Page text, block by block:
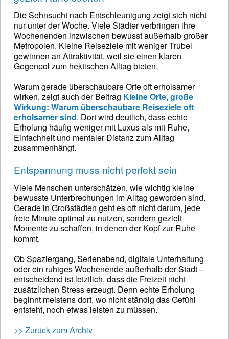
Die Sehnsucht nach Entschleunigung zeigt sich nicht
nur unter der Woche. Viele Städter verbringen ihre
Wochenenden inzwischen bewusst außerhalb großer
Metropolen. Kleine Reiseziele mit weniger Trubel
gewinnen an Attraktivität, weil sie einen klaren
Gegenpol zum hektischen Alltag bieten.
Warum gerade überschaubare Orte oft erholsamer
wirken, zeigt auch der Beitrag Kleine Orte, große
Wirkung: Warum überschaubare Reiseziele oft
erholsamer sind. Dort wird deutlich, dass echte
Erholung häufig weniger mit Luxus als mit Ruhe,
Einfachheit und mentaler Distanz zum Alltag
zusammenhängt.
Entspannung muss nicht perfekt sein
Viele Menschen unterschätzen, wie wichtig kleine
bewusste Unterbrechungen im Alltag geworden sind.
Gerade in Großstädten geht es oft nicht darum, jede
freie Minute optimal zu nutzen, sondern gezielt
Momente zu schaffen, in denen der Kopf zur Ruhe
kommt.
Ob Spaziergang, Serienabend, digitale Unterhaltung
oder ein ruhiges Wochenende außerhalb der Stadt –
entscheidend ist letztlich, dass die Freizeit nicht
zusätzlichen Stress erzeugt. Denn echte Erholung
beginnt meistens dort, wo nicht ständig das Gefühl
entsteht, noch etwas leisten zu müssen.
>> Zurück zum Archiv